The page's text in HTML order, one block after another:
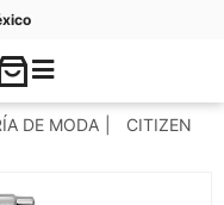
C
t
o
DE MODA CITIZEN